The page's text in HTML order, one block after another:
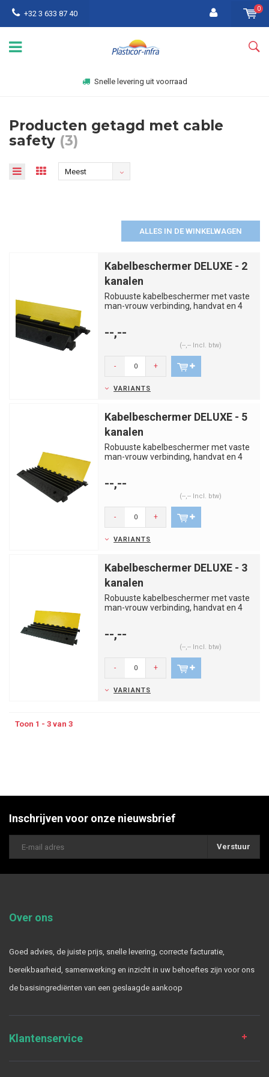
+32 3 633 87 40
0
Snelle levering uit voorraad
Producten getagd met cable
safety (3)
Meest
ALLES IN DE WINKELWAGEN
Kabelbeschermer DELUXE - 2
kanalen
Robuuste kabelbeschermer met vaste
man-vrouw verbinding, handvat en 4
--,--
(--,-- Incl. btw)
- +
VARIANTS
Kabelbeschermer DELUXE - 5
kanalen
Robuuste kabelbeschermer met vaste
man-vrouw verbinding, handvat en 4
--,--
(--,-- Incl. btw)
- +
VARIANTS
Kabelbeschermer DELUXE - 3
kanalen
Robuuste kabelbeschermer met vaste
man-vrouw verbinding, handvat en 4
--,--
(--,-- Incl. btw)
- +
VARIANTS
Toon 1 - 3 van 3
Inschrijven voor onze nieuwsbrief
Verstuur
Over ons
Goed advies, de juiste prijs, snelle levering, correcte facturatie,
bereikbaarheid, samenwerking en inzicht in uw behoeftes zijn voor ons
de basisingrediënten van een geslaagde aankoop
Klantenservice